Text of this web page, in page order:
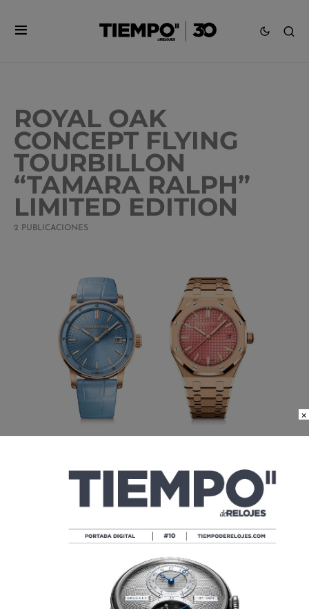
ROYAL OAK
CONCEPT FLYING
TOURBILLON
“TAMARA RALPH”
LIMITED EDITION
2 PUBLICACIONES
FEMENINA DE AUDEMARS PIGUET
03/07/2024
×